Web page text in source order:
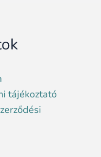
tájékoztató